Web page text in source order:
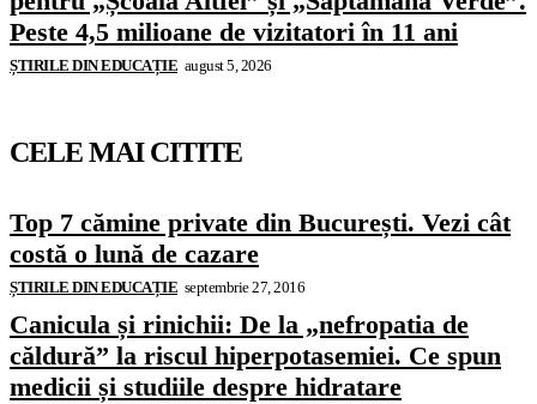
Peste 4,5 milioane de vizitatori în 11 ani
ȘTIRILE DIN EDUCAȚIE august 5, 2026
CELE MAI CITITE
Top 7 cămine private din București. Vezi cât
costă o lună de cazare
ȘTIRILE DIN EDUCAȚIE septembrie 27, 2016
Canicula și rinichii: De la „nefropatia de
căldură” la riscul hiperpotasemiei. Ce spun
medicii și studiile despre hidratare